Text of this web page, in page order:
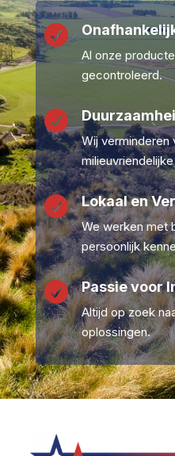

Al onze
gecontroleerd.

Wij verminderen
 Lokaal en
We werken met
persoonlijk
 Passie voor
Altijd op zoek
oplossingen.